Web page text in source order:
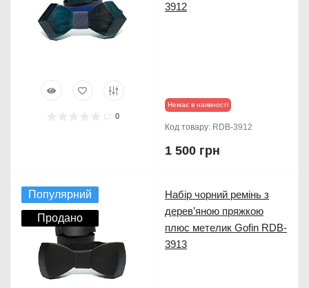
0
3912
Немає в наявності
Код товару: RDB-3912
1 500 грн
Популярний
Продано
Набір чорний ремінь з
дерев’яною пряжкою
плюс метелик Gofin RDB-
3913